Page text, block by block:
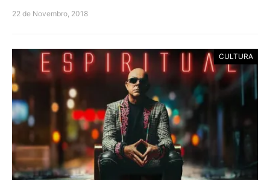
22 de Novembro, 2018
CULTURA